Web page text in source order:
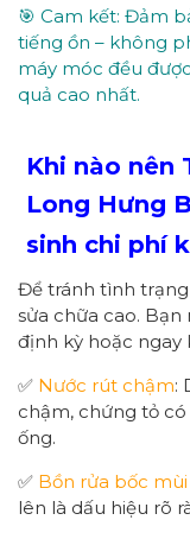
🎯 Cam kết: Đảm
tiếng ồn – không
máy móc đều
quả cao nhất.
Khi nào nên
Long Hưng
sinh chi phí
Để tránh tình
sửa chữa cao.
định kỳ hoặc ngay
✅ Nước rút chậm:
chậm, chứng tỏ
ống.
✅ Bồn rửa bốc
lên là dấu hiệu rõ